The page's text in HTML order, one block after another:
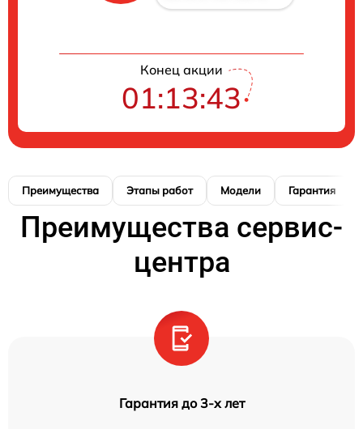
Конец акции
01:13:42
Преимущества Этапы работ Модели Гарантия
Преимущества сервис-
центра
Гарантия до 3-х лет